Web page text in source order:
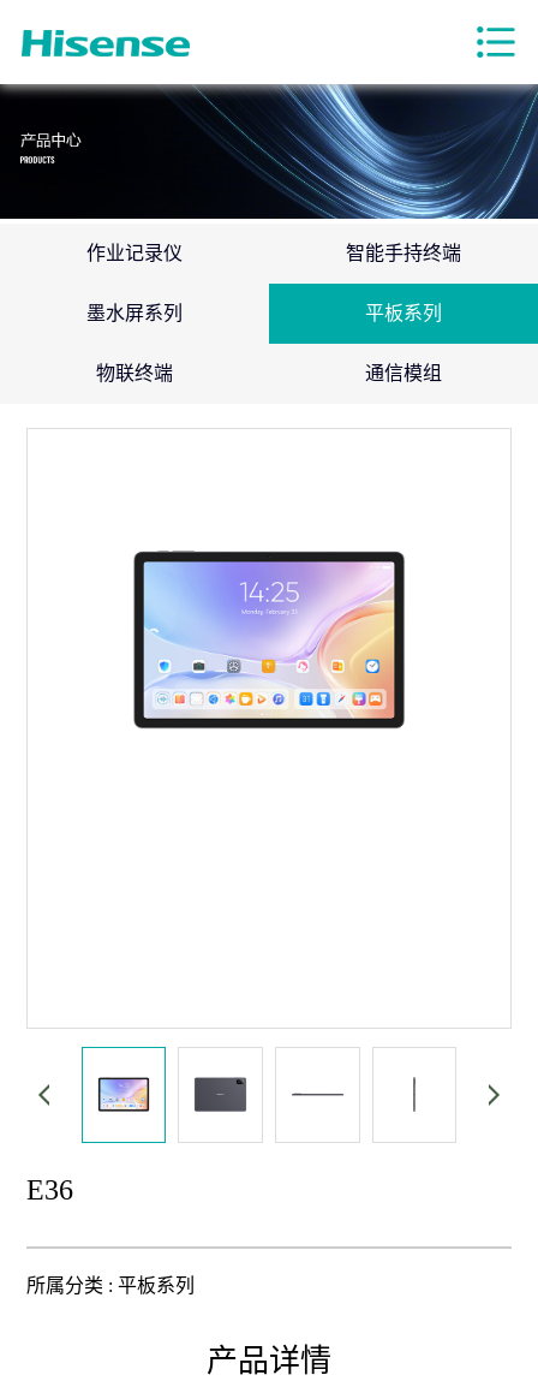
作业记录仪 智能手持终端
墨水屏系列 平板系列
物联终端 通信模组
E36
所属分类 :平板系列
产品详情